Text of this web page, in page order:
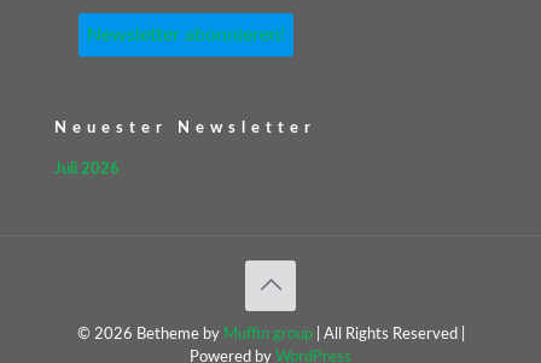
Neuester Newsletter
Juli 2026
© 2026 Betheme by Muffin group| All Rights Reserved |
Powered by WordPress